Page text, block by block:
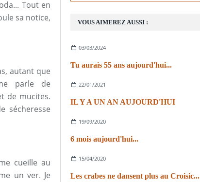
Tout en
sa notice,
autant que
parle de
de mucites.
sécheresse
cueille au
un ver. Je
VOUS AIMEREZ AUSSI :
03/03/2024
Tu aurais 55 ans aujourd'hui...
22/01/2021
IL Y A UN AN AUJOURD'HUI
19/09/2020
6 mois aujourd'hui...
15/04/2020
Les crabes ne dansent plus au Croisic...